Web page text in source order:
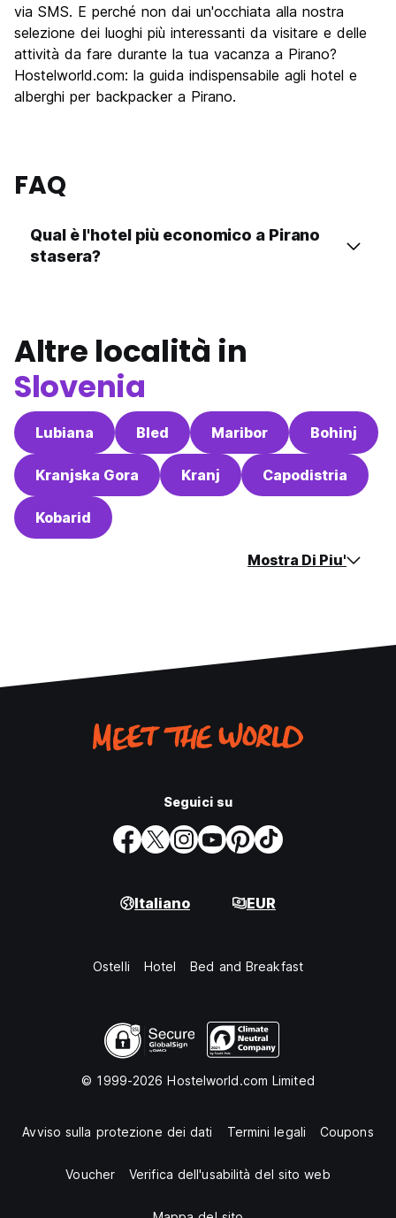
via SMS. E perché non dai un'occhiata alla nostra
selezione dei luoghi più interessanti da visitare e delle
attività da fare durante la tua vacanza a Pirano?
Hostelworld.com: la guida indispensabile agli hotel e
alberghi per backpacker a Pirano.
FAQ
Qual è l'hotel più economico a Pirano
stasera?
Altre località in
Slovenia
Lubiana Bled Maribor Bohinj
Kranjska Gora Kranj Capodistria
Kobarid
Mostra Di Piu'
Seguici su
Italiano EUR
Ostelli Hotel Bed and Breakfast
© 1999-2026 Hostelworld.com Limited
Avviso sulla protezione dei dati Termini legali Coupons
Voucher Verifica dell'usabilità del sito web